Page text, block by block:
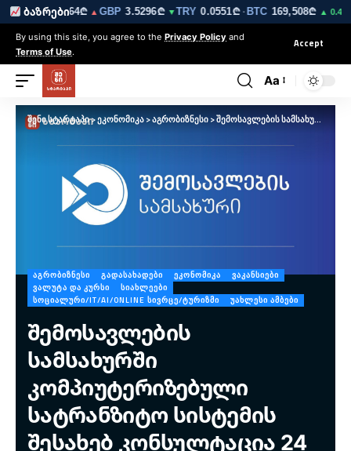
ბაზრები
▼EUR3.0264₾▲GBP3.5296₾▼TRY0.0551₾·BTC169,508₾▲ 0.4%
By using this site, you agree to the Privacy Policy and
Terms of Use.
Accept
Aa
შენი სტარტაპი>ეკონომიკა>აგრობიზნესი>შემოსავლების სამსახურში კომპიუტერიზებული სატრანზიტო სისტემის შესახებ კონსულტაცია 24 საათის განმავლობაშია შესაძლებელი
ᲐᲒᲠᲝᲑᲘᲖᲜᲔᲡᲘ ᲒᲐᲓᲐᲡᲐᲮᲐᲓᲔᲑᲘ ᲔᲙᲝᲜᲝᲛᲘᲙᲐ
ᲕᲐᲙᲐᲜᲡᲘᲔᲑᲘ
ᲕᲐᲚᲣᲢᲐ ᲓᲐ ᲙᲣᲠᲡᲘ
ᲡᲘᲐᲮᲚᲔᲔᲑᲘ
ᲡᲝᲪᲘᲐᲚᲣᲠᲘ/IT/AI/ONLINE ᲡᲘᲕᲠᲪᲔ/ᲢᲣᲠᲘᲖᲛᲘ
ᲣᲐᲮᲚᲔᲡᲘ ᲐᲛᲑᲔᲑᲘ
შემოსავლების
სამსახურში
კომპიუტერიზებული
სატრანზიტო სისტემის
შესახებ კონსულტაცია 24